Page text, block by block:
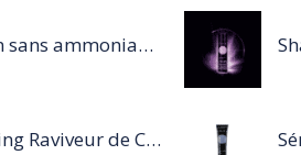
Coloration sans ammoniaque Inoa / 60ML
Shampooing Raviveur de Couleur 300 ml Rose de Schwarzkopf Professional